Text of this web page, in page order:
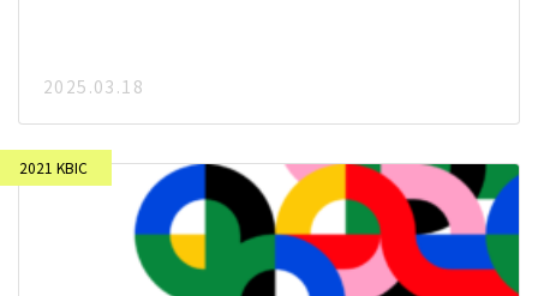
2025.03.18